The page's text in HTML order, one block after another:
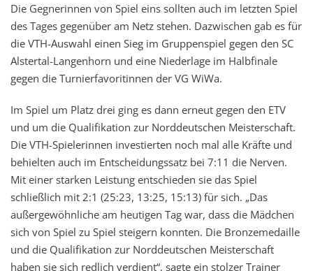
Die Gegnerinnen von Spiel eins sollten auch im letzten Spiel
des Tages gegenüber am Netz stehen. Dazwischen gab es für
die VTH-Auswahl einen Sieg im Gruppenspiel gegen den SC
Alstertal-Langenhorn und eine Niederlage im Halbfinale
gegen die Turnierfavoritinnen der VG WiWa.
Im Spiel um Platz drei ging es dann erneut gegen den ETV
und um die Qualifikation zur Norddeutschen Meisterschaft.
Die VTH-Spielerinnen investierten noch mal alle Kräfte und
behielten auch im Entscheidungssatz bei 7:11 die Nerven.
Mit einer starken Leistung entschieden sie das Spiel
schließlich mit 2:1 (25:23, 13:25, 15:13) für sich. „Das
außergewöhnliche am heutigen Tag war, dass die Mädchen
sich von Spiel zu Spiel steigern konnten. Die Bronzemedaille
und die Qualifikation zur Norddeutschen Meisterschaft
haben sie sich redlich verdient“, sagte ein stolzer Trainer